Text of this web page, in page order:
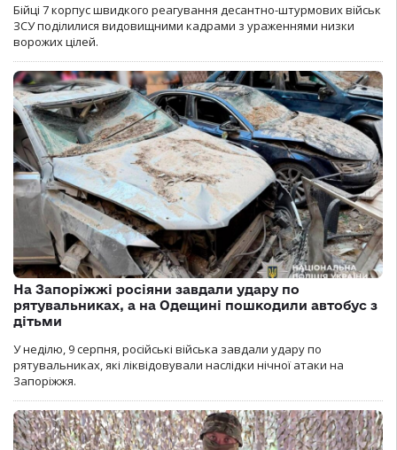
Бійці 7 корпус швидкого реагування десантно-штурмових військ
ЗСУ поділилися видовищними кадрами з ураженнями низки
ворожих цілей.
На Запоріжжі росіяни завдали удару по
рятувальниках, а на Одещині пошкодили автобус з
дітьми
У неділю, 9 серпня, російські війська завдали удару по
рятувальниках, які ліквідовували наслідки нічної атаки на
Запоріжжя.